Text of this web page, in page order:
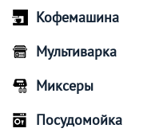
Кофемашина
Мультиварка
Миксеры
Посудомойка